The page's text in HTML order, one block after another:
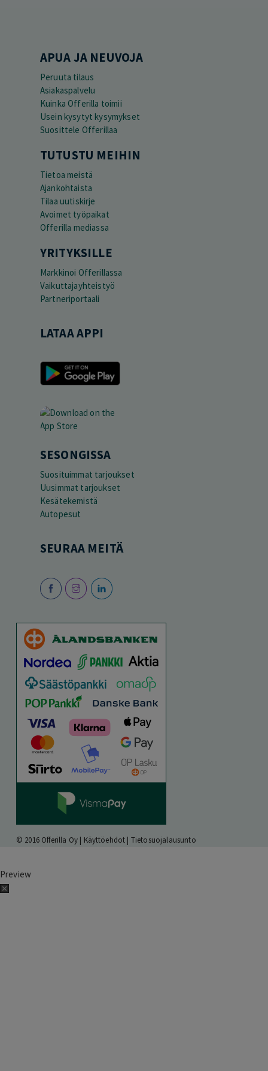
APUA JA NEUVOJA
Peruuta tilaus
Asiakaspalvelu
Kuinka Offerilla toimii
Usein kysytyt kysymykset
Suosittele Offerillaa
TUTUSTU MEIHIN
Tietoa meistä
Ajankohtaista
Tilaa uutiskirje
Avoimet työpaikat
Offerilla mediassa
YRITYKSILLE
Markkinoi Offerillassa
Vaikuttajayhteistyö
Partneriportaali
LATAA APPI
SESONGISSA
Suosituimmat tarjoukset
Uusimmat tarjoukset
Kesätekemistä
Autopesut
SEURAA MEITÄ
© 2016 Offerilla Oy | Käyttöehdot | Tietosuojalausunto
Preview